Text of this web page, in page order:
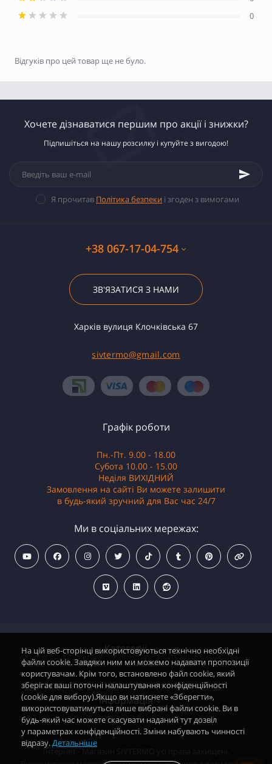
0
Відгуків про цей товар ще не було.
Хочете дізнаватися першим про акції і знижки?
Підпишіться на нашу розсилку і купуйте з вигодою!
Я прочитав Політика безпеки і згоден з вимогами
+38 067-17-04-754
ЗВ'ЯЗАТИСЯ З НАМИ
Харків вулиця Клочківська 67
sivtermo@gmail.com
Категорії
Водонагрівачі електричні
Димохідні газові колонки
Димохідні газові котли і АОГВ
Радіатори опалення, Тепловентилятори
Інформація
Графік роботи
Пн.-Пт. 9.00 - 18.00
Субота 10.00 - 15.00
Неділя ВИХІДНИЙ
Замовлення на сайті Ви можете залишити
в будь-який зручний для Вас час 24/7
Ми в соціальних мережах:
Інтернет - Магазин SIVTERMO усі права захищені.
На цій веб-сторінці використовуються технічно необхідні
файли cookie. Завдяки ним ми можемо надавати пропозиції
користувачам. Крім того, встановлено файл cookie, який
зберігає ваші поточні налаштування конфіденційності
(cookie для вибору).Якщо ви натиснете «Зберегти»,
використовуватимуться лише вибрані файли cookie. Ви в
будь-який час можете скасувати наданий тут дозвіл
у параметрах конфіденційності. Зміни набувають чинності
відразу.Детальніше